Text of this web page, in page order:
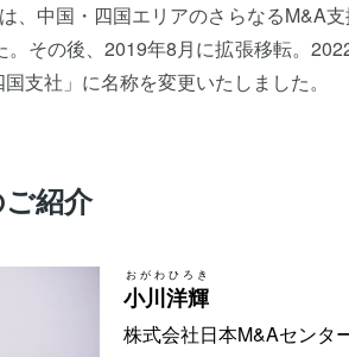
、中国・四国エリアのさらなるM&A
。その後、2019年8月に拡張移転。
支社」に名称を変更いたしました。
紹介
小川
おがわ
洋輝
ひろき
株式会社日本M&Aセンタ